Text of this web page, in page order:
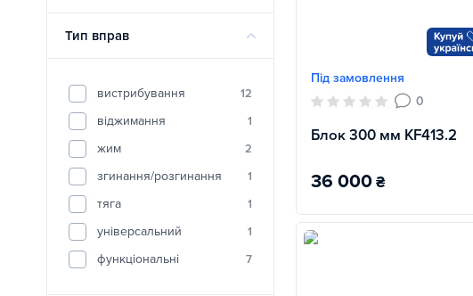
Під замовлення
0
Блок 300 мм KF413.2
36 000₴
Тип вправ
вистрибування 12
віджимання 1
жим 2
згинання/розгинання 1
тяга 1
універсальний 1
функціональні 7